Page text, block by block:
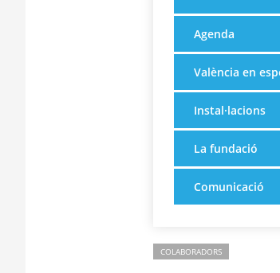
Agenda
València en
Instal·lacions
La fundació
Comunicació
COLABORADORS